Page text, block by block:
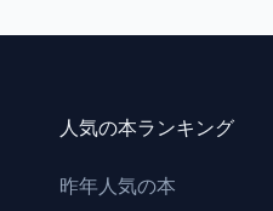
人気の本ランキング
昨年人気の本